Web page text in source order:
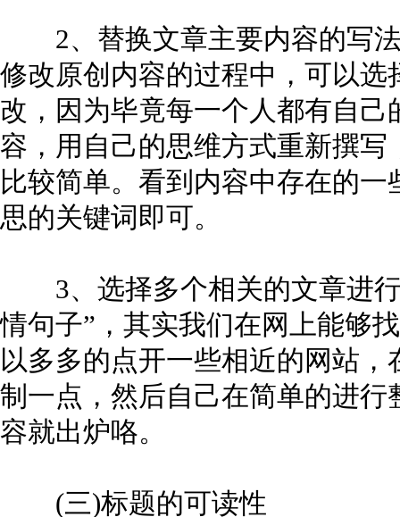
2、替换文章主要内容的写法
修改原创内容的过程中，可以
改，因为毕竟每一个人都有自
容，用自己的思维方式重新撰
比较简单。看到内容中存在的
思的关键词即可。
3、选择多个相关的文章进行
情句子”，其实我们在网上能够
以多多的点开一些相近的网站
制一点，然后自己在简单的进
容就出炉咯。
(三)标题的可读性